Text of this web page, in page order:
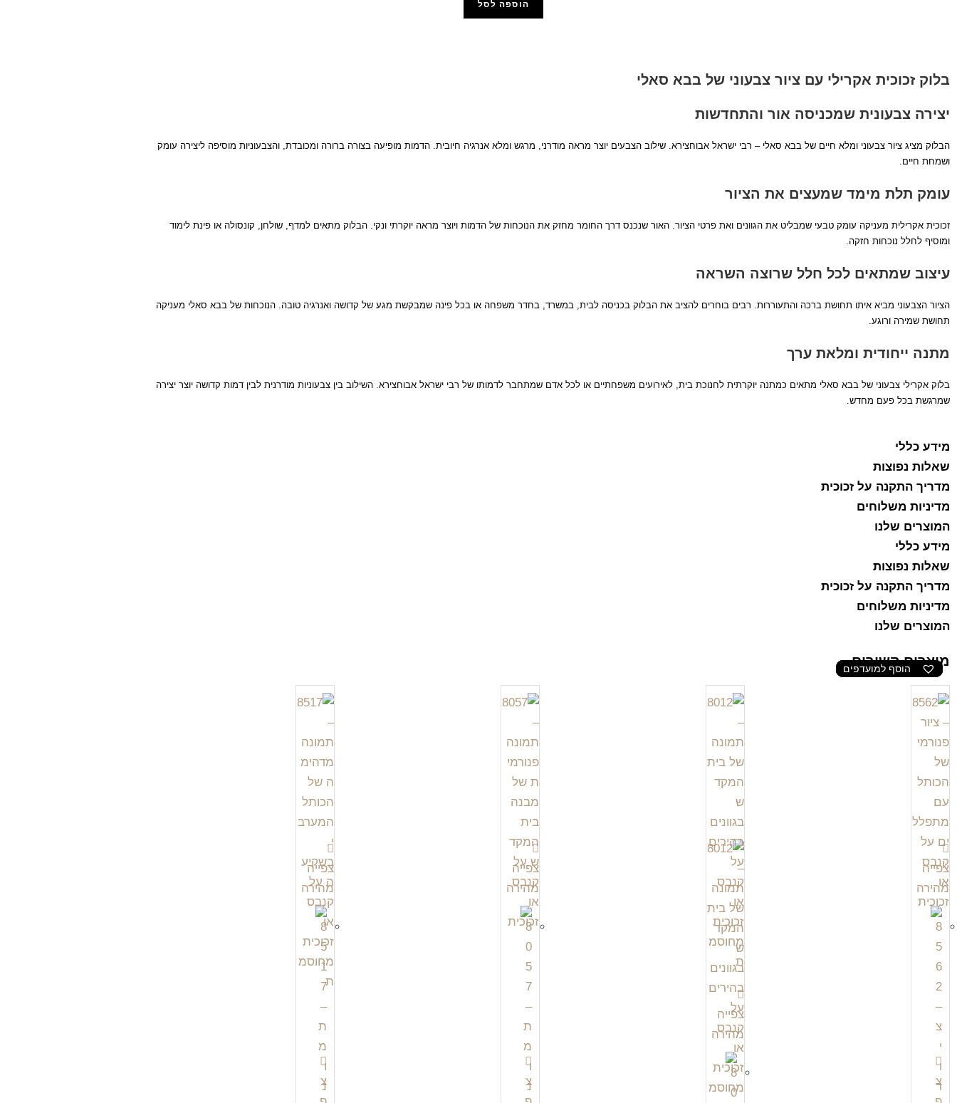
הוספה לסל
בלוק זכוכית אקרילי עם ציור צבעוני של בבא סאלי
יצירה צבעונית שמכניסה אור והתחדשות
הבלוק מציג ציור צבעוני ומלא חיים של בבא סאלי – רבי ישראל אבוחצירא. שילוב הצבעים יוצר מראה מודרני, מרגש ומלא אנרגיה חיובית. הדמות מופיעה בצורה ברורה ומכובדת, והצבעוניות מוסיפה ליצירה עומק
ושמחת חיים.
עומק תלת מימד שמעצים את הציור
זכוכית אקרילית מעניקה עומק טבעי שמבליט את הגוונים ואת פרטי הציור. האור שנכנס דרך החומר מחזק את הנוכחות של הדמות ויוצר מראה יוקרתי ונקי. הבלוק מתאים למדף, שולחן, קונסולה או פינת לימוד
ומוסיף לחלל נוכחות חזקה.
עיצוב שמתאים לכל חלל שרוצה השראה
הציור הצבעוני מביא איתו תחושת ברכה והתעוררות. רבים בוחרים להציב את הבלוק בכניסה לבית, במשרד, בחדר משפחה או בכל פינה שמבקשת מגע של קדושה ואנרגיה טובה. הנוכחות של בבא סאלי מעניקה
תחושת שמירה ורוגע.
מתנה ייחודית ומלאת ערך
בלוק אקרילי צבעוני של בבא סאלי מתאים כמתנה יוקרתית לחנוכת בית, לאירועים משפחתיים או לכל אדם שמתחבר לדמותו של רבי ישראל אבוחצירא. השילוב בין צבעוניות מודרנית לבין דמות קדושה יוצר יצירה
שמרגשת בכל פעם מחדש.
מידע כללי
שאלות נפוצות
מדריך התקנה על זכוכית
מדיניות משלוחים
המוצרים שלנו
מידע כללי
שאלות נפוצות
מדריך התקנה על זכוכית
מדיניות משלוחים
המוצרים שלנו
מוצרים קשורים
הוסף למועדפים
צפייה
מהירה
צ
הוסף למועדפים
צפייה
מהירה
הוסף למועדפים
צפייה
מהירה
צ
הוסף למועדפים
צפייה
מהירה
צ